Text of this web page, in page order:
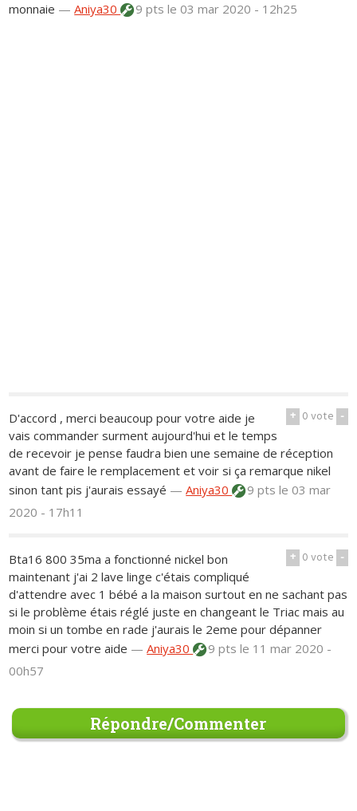
monnaie —Aniya30 9 ptsle 03 mar 2020 - 12h25
+ 0vote -
D'accord , merci beaucoup pour votre aide je
vais commander surment aujourd'hui et le temps
de recevoir je pense faudra bien une semaine de réception
avant de faire le remplacement et voir si ça remarque nikel
sinon tant pis j'aurais essayé —Aniya30 9 ptsle 03 mar
2020 - 17h11
+ 0vote -
Bta16 800 35ma a fonctionné nickel bon
maintenant j'ai 2 lave linge c'étais compliqué
d'attendre avec 1 bébé a la maison surtout en ne sachant pas
si le problème étais réglé juste en changeant le Triac mais au
moin si un tombe en rade j'aurais le 2eme pour dépanner
merci pour votre aide —Aniya30 9 ptsle 11 mar 2020 -
00h57
Répondre/Commenter